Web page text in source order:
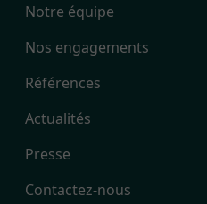
Notre équipe
Nos engagements
Références
Actualités
Presse
Contactez-nous